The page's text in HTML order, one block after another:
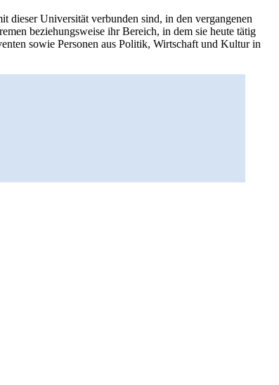
dieser Universität verbunden sind, in den vergangenen
beziehungsweise ihr Bereich, in dem sie heute tätig
sowie Personen aus Politik, Wirtschaft und Kultur in